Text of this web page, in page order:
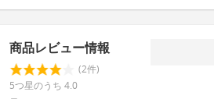
商品レビュー情報
(2件)
5つ星のうち 4.0